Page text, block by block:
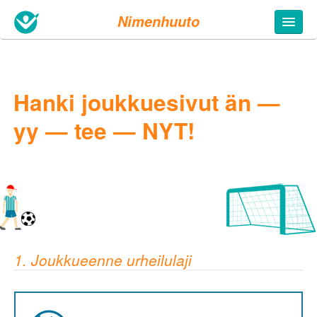
Nimenhuuto
Hanki joukkuesivut än —
yy — tee — NYT!
1. Joukkueenne urheilulaji
5. Täytä tietosi